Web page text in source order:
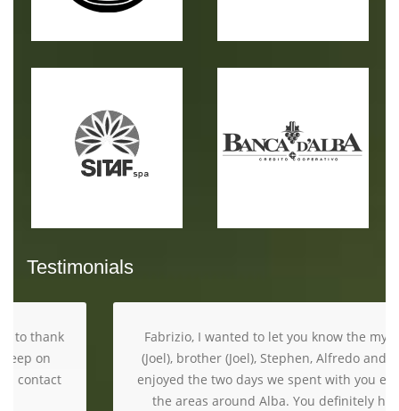
Testimonials
Fabrizio, I wanted to let you know the my father
(Joel), brother (Joel), Stephen, Alfredo and I really
enjoyed the two days we spent with you exploring
the areas around Alba. You definitely helped